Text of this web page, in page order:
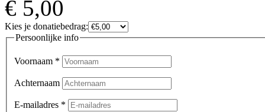
€ 5,00
Kies je donatiebedrag:
Persoonlijke info
Voornaam *
Achternaam
E-mailadres *